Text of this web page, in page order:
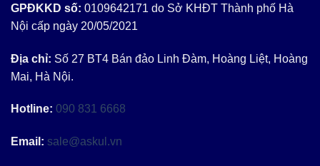
GPĐKKD số: 0109642171 do Sở KHĐT Thành phố Hà
Nội cấp ngày 20/05/2021
Địa chỉ: Số 27 BT4 Bán đảo Linh Đàm, Hoàng Liệt, Hoàng
Mai, Hà Nội.
Hotline: 090 831 6668
Email: sale@askul.vn